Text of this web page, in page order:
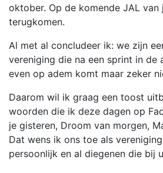
oktober. Op de komende JAL
terugkomen.
Al met al concludeer ik: we zijn
vereniging die na een sprint in de
even op adem komt maar zeker
Daarom wil ik graag een toost
woorden die ik deze dagen op
je gisteren, Droom van morgen,
Dat wens ik ons toe als
persoonlijk en al diegenen die bij